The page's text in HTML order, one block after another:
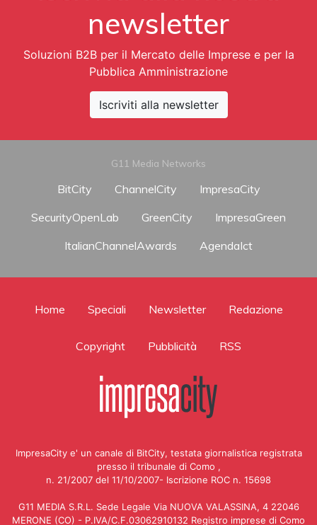
newsletter
Soluzioni B2B per il Mercato delle Imprese e per la
Pubblica Amministrazione
Iscriviti alla newsletter
G11 Media Networks
BitCity ChannelCity
ImpresaCity
SecurityOpenLab
GreenCity
ImpresaGreen
ItalianChannelAwards
AgendaIct
Home Speciali Newsletter Redazione
Copyright Pubblicità RSS
ImpresaCity e' un canale di BitCity, testata giornalistica registrata
presso il tribunale di Como ,
n. 21/2007 del 11/10/2007- Iscrizione ROC n. 15698
G11 MEDIA S.R.L. Sede Legale Via NUOVA VALASSINA, 4 22046
MERONE (CO) - P.IVA/C.F.03062910132 Registro imprese di Como